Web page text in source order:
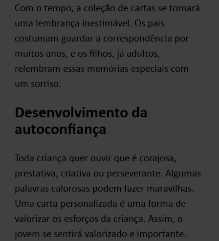
Com o tempo, a coleção de cartas se tornará
uma lembrança inestimável. Os pais
costumam guardar a correspondência por
muitos anos, e os filhos, já adultos,
relembram essas memórias especiais com
um sorriso.
Desenvolvimento da
autoconfiança
Toda criança quer ouvir que é corajosa,
prestativa, criativa ou perseverante. Algumas
palavras calorosas podem fazer maravilhas.
Uma carta personalizada é uma forma de
valorizar os esforços da criança. Assim, o
jovem se sentirá valorizado e importante.